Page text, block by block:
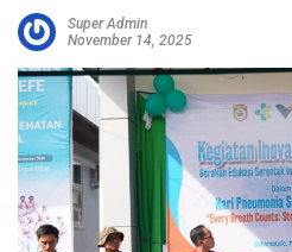
Super Admin
November 14, 2025